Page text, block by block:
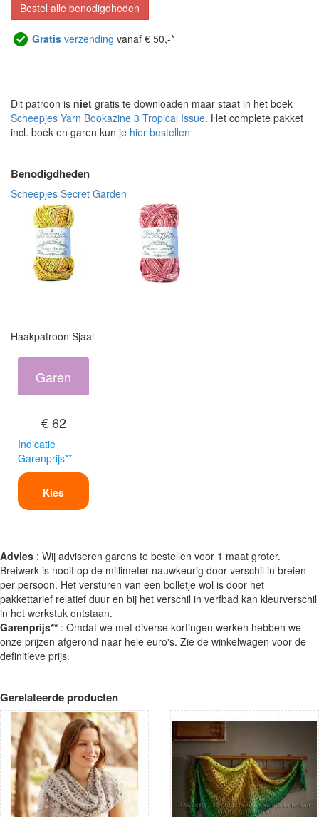
Bestel alle benodigdheden
Gratis verzending vanaf € 50,-*
Dit patroon is niet gratis te downloaden maar staat in het boek
Scheepjes Yarn Bookazine 3 Tropical Issue. Het complete pakket
incl. boek en garen kun je hier bestellen
Benodigdheden
Scheepjes Secret Garden
Haakpatroon Sjaal
Garen
€ 62
Indicatie
Garenprijs**
Kies
Advies : Wij adviseren garens te bestellen voor 1 maat groter.
Breiwerk is nooit op de millimeter nauwkeurig door verschil in breien
per persoon. Het versturen van een bolletje wol is door het
pakkettarief relatief duur en bij het verschil in verfbad kan kleurverschil
in het werkstuk ontstaan.
Garenprijs** : Omdat we met diverse kortingen werken hebben we
onze prijzen afgerond naar hele euro's. Zie de winkelwagen voor de
definitieve prijs.
Gerelateerde producten